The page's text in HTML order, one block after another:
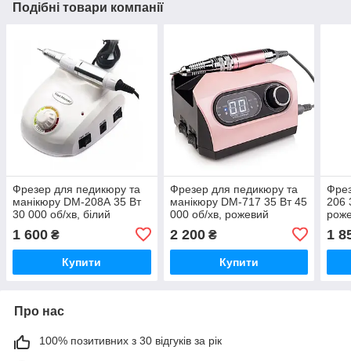
Подібні товари компанії
Фрезер для педикюру та
манікюру DM-208А 35 Вт
30 000 об/хв, білий
1 600 ₴
Купити
Фрезер для педикюру та
манікюру DM-717 35 Вт 45
000 об/хв, рожевий
2 200₴
Купити
206
1
Про нас
100% позитивних з 30 відгуків за рік